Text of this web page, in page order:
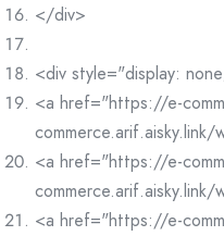
</div>
<div style="display:
<a href="https://e-
<a href="https://e-
<a href="https://e-